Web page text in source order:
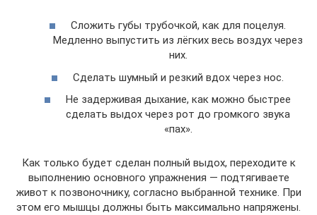
Сложить губы трубочкой, как для поцелуя.
Медленно выпустить из лёгких весь воздух через
них.
Сделать шумный и резкий вдох через нос.
Не задерживая дыхание, как можно быстрее
сделать выдох через рот до громкого звука
«пах».
Как только будет сделан полный выдох, переходите к
выполнению основного упражнения — подтягиваете
живот к позвоночнику, согласно выбранной технике. При
этом его мышцы должны быть максимально напряжены.